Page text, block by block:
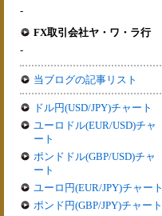
-
FX取引会社ヤ・ワ・ラ行
-
当ブログの記事リスト
ドル円(USD/JPY)チャート
ユーロドル(EUR/USD)チャ
ート
ポンドドル(GBP/USD)チャ
ート
ユーロ円(EUR/JPY)チャート
ポンド円(GBP/JPY)チャート